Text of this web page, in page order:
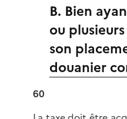
B. Bien
ou
son
douanier
60